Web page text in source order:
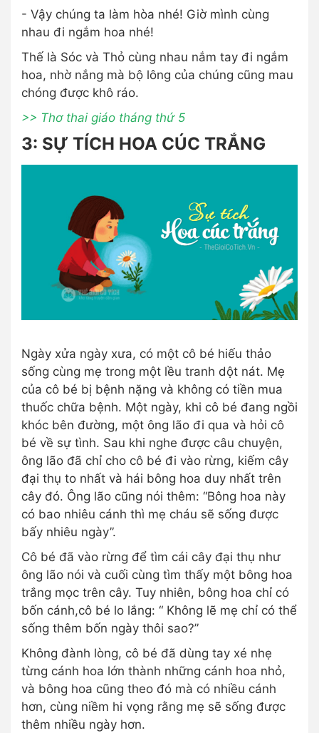
- Vậy chúng ta làm hòa nhé! Giờ mình cùng
nhau đi ngắm hoa nhé!
Thế là Sóc và Thỏ cùng nhau nắm tay đi ngắm
hoa, nhờ nắng mà bộ lông của chúng cũng mau
chóng được khô ráo.
>> Thơ thai giáo tháng thứ 5
3: SỰ TÍCH HOA CÚC TRẮNG
Ngày xửa ngày xưa, có một cô bé hiếu thảo
sống cùng mẹ trong một lều tranh dột nát. Mẹ
của cô bé bị bệnh nặng và không có tiền mua
thuốc chữa bệnh. Một ngày, khi cô bé đang ngồi
khóc bên đường, một ông lão đi qua và hỏi cô
bé về sự tình. Sau khi nghe được câu chuyện,
ông lão đã chỉ cho cô bé đi vào rừng, kiếm cây
đại thụ to nhất và hái bông hoa duy nhất trên
cây đó. Ông lão cũng nói thêm: “Bông hoa này
có bao nhiêu cánh thì mẹ cháu sẽ sống được
bấy nhiêu ngày”.
Cô bé đã vào rừng để tìm cái cây đại thụ như
ông lão nói và cuối cùng tìm thấy một bông hoa
trắng mọc trên cây. Tuy nhiên, bông hoa chỉ có
bốn cánh,cô bé lo lắng: “ Không lẽ mẹ chỉ có thể
sống thêm bốn ngày thôi sao?”
Không đành lòng, cô bé đã dùng tay xé nhẹ
từng cánh hoa lớn thành những cánh hoa nhỏ,
và bông hoa cũng theo đó mà có nhiều cánh
hơn, cùng niềm hi vọng rằng mẹ sẽ sống được
thêm nhiều ngày hơn.